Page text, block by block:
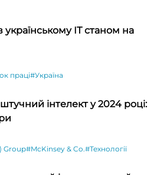
українському ІТ станом на
праці#Україна
інтелект у 2024 році:
Group#McKinsey & Co.#Технології